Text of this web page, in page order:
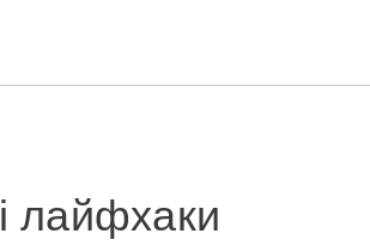
лайфхаки